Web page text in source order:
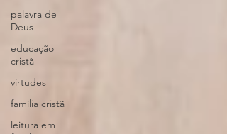
palavra de
Deus
educação
cristã
virtudes
família cristã
leitura em